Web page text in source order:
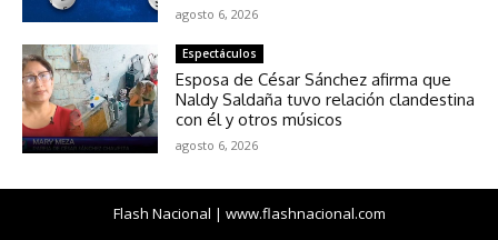
agosto 6, 2026
Espectáculos
Esposa de César Sánchez afirma que
Naldy Saldaña tuvo relación clandestina
con él y otros músicos
agosto 6, 2026
Flash Nacional | www.flashnacional.com